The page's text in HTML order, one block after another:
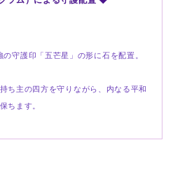
守護印「五芒星」の形に石を配置。
ち主の四方を守りながら、内なる平和
ちます。